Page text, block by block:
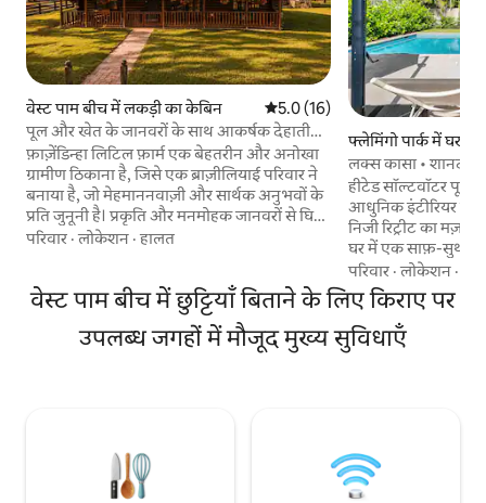
वेस्ट पाम बीच में लकड़ी का केबिन औसत रेटिंग 5 में से 5.0, 16 समीक्षाएँ
5.0 (16)
पूल और खेत के जानवरों के साथ आकर्षक देहाती
लॉग केबिन
फ़ाज़ेंडिन्हा लिटिल फ़ार्म एक बेहतरीन और अनोखा
ग्रामीण ठिकाना है, जिसे एक ब्राज़ीलियाई परिवार ने
बनाया है, जो मेहमाननवाज़ी और सार्थक अनुभवों के
प्रति जुनूनी है। प्रकृति और मनमोहक जानवरों से घिरा
हुआ यह स्थान आपको तनाव दूर करने और स्टाइल
बनी फ़ायरप्लेस, आउटडोर फ़ायर पिट के पास तारों
की छाँव तले बिताए शांतिपूर्ण पलों और फ़ार्म पर
बिताए अनोखे पलों का मज़ा लें। इस केबिन में 6
मेहमान ठहर सकते हैं और इसमें 2 क्वीन बेड और एक
परिवार ·लोकेशन ·हालत
फ्लेमिंगो पार्क में घर
लक्स कासा •
पास
हीटेड सॉल्टवॉटर पूल,
आधुनिक इंटीरियर
निजी रिट्रीट का मज़ा
घर में एक साफ़-सुथरा
आरामदायक लाउंज और
फ़ाई, स्मार्ट टीवी और
कमरे में सीलिंग पंखे
बदौलत आपकी रातें
और नॉर्टन म्यूज़ियम
परिवार ·लोकेशन ·
वेस्ट पाम बीच में छुट्टियाँ बिताने के लिए किराए पर
उपलब्ध जगहों में मौजूद मुख्य सुविधाएँ